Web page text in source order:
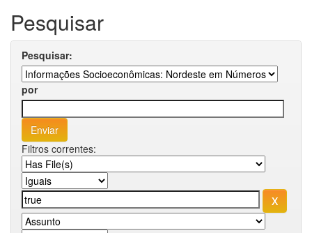
Pesquisar
Pesquisar:
por
Filtros correntes: